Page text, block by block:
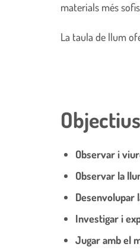
materials més
La taula de llum
Objectius
Observar i
Observar la
Desenvolupar
Investigar i
Jugar amb el